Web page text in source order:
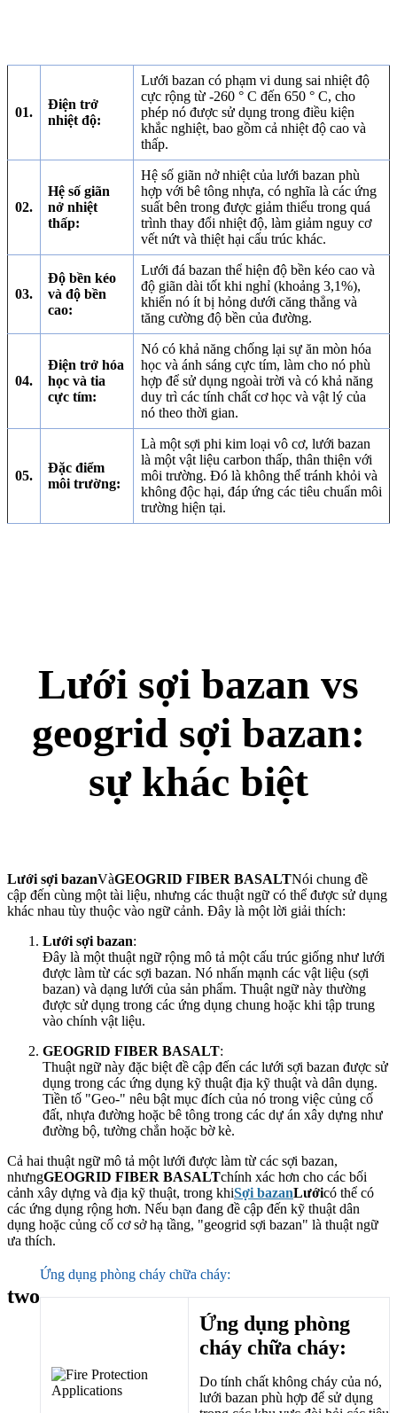
01.
Điện trở
nhiệt độ:
Lưới bazan có phạm vi dung sai nhiệt độ
cực rộng từ -260 ° C đến 650 ° C, cho
phép nó được sử dụng trong điều kiện
khắc nghiệt, bao gồm cả nhiệt độ cao và
thấp.
02.
Hệ số giãn
nở nhiệt
thấp:
Hệ số giãn nở nhiệt của lưới bazan phù
hợp với bê tông nhựa, có nghĩa là các ứng
suất bên trong được giảm thiểu trong quá
trình thay đổi nhiệt độ, làm giảm nguy cơ
vết nứt và thiệt hại cấu trúc khác.
03.
Độ bền kéo
và độ bền
cao:
Lưới đá bazan thể hiện độ bền kéo cao và
độ giãn dài tốt khi nghỉ (khoảng 3,1%),
khiến nó ít bị hỏng dưới căng thẳng và
tăng cường độ bền của đường.
04.
Điện trở hóa
học và tia
cực tím:
Nó có khả năng chống lại sự ăn mòn hóa
học và ánh sáng cực tím, làm cho nó phù
hợp để sử dụng ngoài trời và có khả năng
duy trì các tính chất cơ học và vật lý của
nó theo thời gian.
05.
Đặc điểm
môi trường:
Là một sợi phi kim loại vô cơ, lưới bazan
là một vật liệu carbon thấp, thân thiện với
môi trường. Đó là không thể tránh khỏi và
không độc hại, đáp ứng các tiêu chuẩn môi
trường hiện tại.
Lưới sợi bazan vs
geogrid sợi bazan:
sự khác biệt
Lưới sợi bazanVàGEOGRID FIBER BASALTNói chung đề
cập đến cùng một tài liệu, nhưng các thuật ngữ có thể được sử dụng
khác nhau tùy thuộc vào ngữ cảnh. Đây là một lời giải thích:
Lưới sợi bazan:
Đây là một thuật ngữ rộng mô tả một cấu trúc giống như lưới
được làm từ các sợi bazan. Nó nhấn mạnh các vật liệu (sợi
bazan) và dạng lưới của sản phẩm. Thuật ngữ này thường
được sử dụng trong các ứng dụng chung hoặc khi tập trung
vào chính vật liệu.
GEOGRID FIBER BASALT:
Thuật ngữ này đặc biệt đề cập đến các lưới sợi bazan được sử
dụng trong các ứng dụng kỹ thuật địa kỹ thuật và dân dụng.
Tiền tố "Geo-" nêu bật mục đích của nó trong việc củng cố
đất, nhựa đường hoặc bê tông trong các dự án xây dựng như
đường bộ, tường chắn hoặc bờ kè.
Cả hai thuật ngữ mô tả một lưới được làm từ các sợi bazan,
nhưngGEOGRID FIBER BASALTchính xác hơn cho các bối
cảnh xây dựng và địa kỹ thuật, trong khiSợi bazanLướicó thể có
các ứng dụng rộng hơn. Nếu bạn đang đề cập đến kỹ thuật dân
dụng hoặc củng cố cơ sở hạ tầng, "geogrid sợi bazan" là thuật ngữ
ưa thích.
two
Ứng dụng phòng cháy chữa cháy:
Ứng dụng phòng
cháy chữa cháy:
Do tính chất không cháy của nó,
lưới bazan phù hợp để sử dụng